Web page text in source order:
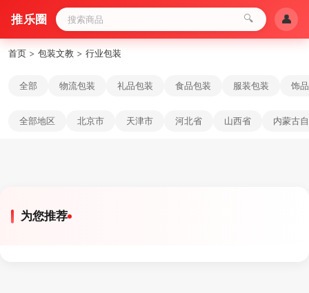
推乐圈 🔍 👤
首页 > 包装文教 > 行业包装
全部 物流包装 礼品包装 食品包装 服装包装 饰
全部地区 北京市 天津市 河北省 山西省 内蒙古
为您推荐